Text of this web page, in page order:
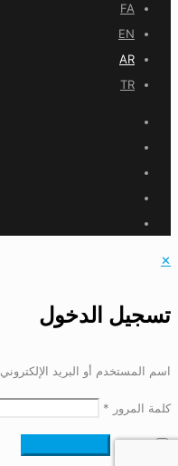
FA
EN
AR
TR
✕
تسجيل الدخول
اسم المستخدم أو البريد الإلكتروني
كلمة المرور *
تذكرني